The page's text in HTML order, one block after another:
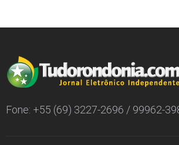
Fone: +55 (69) 3227-2696 / 99962-